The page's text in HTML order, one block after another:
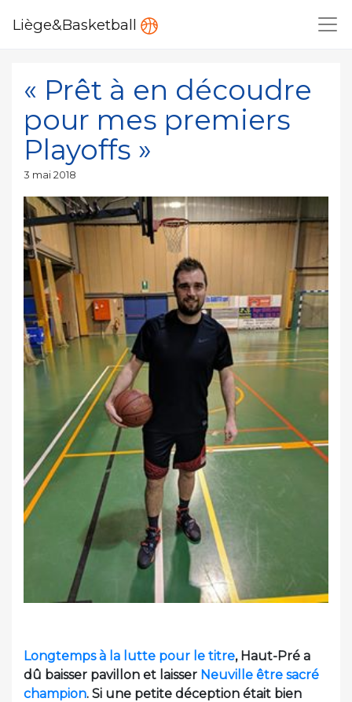
Liège&Basketball
« Prêt à en découdre
pour mes premiers
Playoffs »
Publié
3 mai 2018
Longtemps à la lutte pour le titre, Haut-Pré a
dû baisser pavillon et laisser Neuville être sacré
champion. Si une petite déception était bien